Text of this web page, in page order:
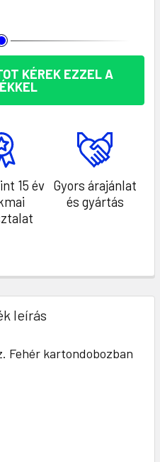
KÉREK EZZEL A
15 év Gyors árajánlat
és gyártás
leírás
Fehér kartondobozban